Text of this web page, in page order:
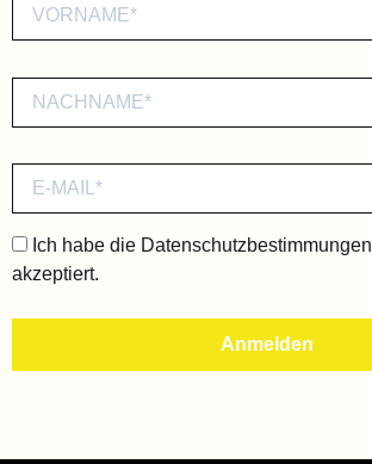
Ich habe die Datenschutzbestimmungen
akzeptiert.